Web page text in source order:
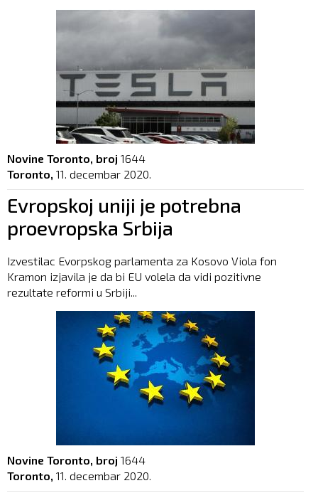
Novine Toronto, broj 1644
Toronto, 11. decembar 2020.
Evropskoj uniji je potrebna
proevropska Srbija
Izvestilac Evorpskog parlamenta za Kosovo Viola fon
Kramon izjavila je da bi EU volela da vidi pozitivne
rezultate reformi u Srbiji...
Novine Toronto, broj 1644
Toronto, 11. decembar 2020.